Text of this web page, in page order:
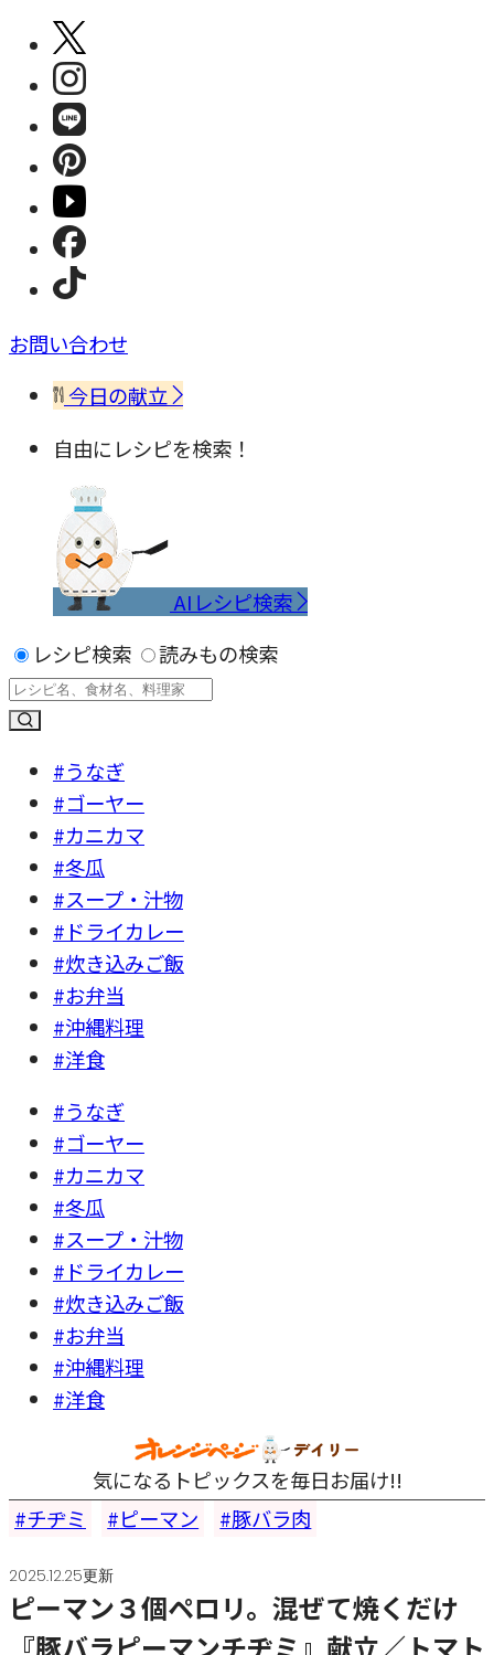
お問い合わせ
今日の献立
自由にレシピを検索！
AIレシピ検索
レシピ検索
読みもの検索
#うなぎ
#ゴーヤー
#カニカマ
#冬瓜
#スープ・汁物
#ドライカレー
#炊き込みご飯
#お弁当
#沖縄料理
#洋食
#うなぎ
#ゴーヤー
#カニカマ
#冬瓜
#スープ・汁物
#ドライカレー
#炊き込みご飯
#お弁当
#沖縄料理
#洋食
気になるトピックスを毎日お届け!!
チヂミ
ピーマン 豚バラ肉
2025.12.25更新
ピーマン３個ペロリ。混ぜて焼くだけ
『豚バラピーマンチヂミ』献立／トマト